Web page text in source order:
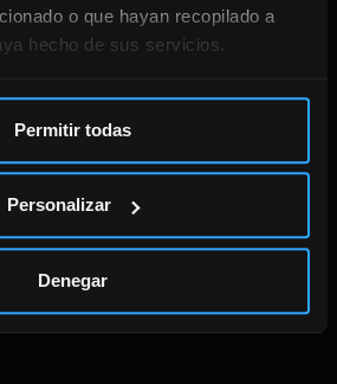
o que hayan recopilado a
hecho de sus servicios.
Permitir todas
Personalizar
Denegar
de al Cruz 113.